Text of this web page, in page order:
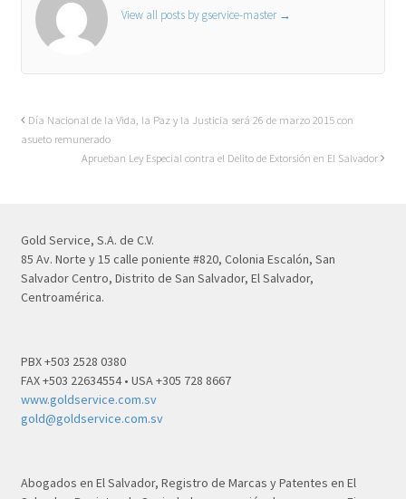
View all posts by gservice-master →
Día Nacional de la Vida, la Paz y la Justicia será 26 de marzo 2015 con
asueto remunerado
Aprueban Ley Especial contra el Delito de Extorsión en El Salvador
Gold Service, S.A. de C.V.
85 Av. Norte y 15 calle poniente #820, Colonia Escalón, San
Salvador Centro, Distrito de San Salvador, El Salvador,
Centroamérica.
PBX +503 2528 0380
FAX +503 22634554 • USA +305 728 8667
www.goldservice.com.sv
gold@goldservice.com.sv
Abogados en El Salvador, Registro de Marcas y Patentes en El